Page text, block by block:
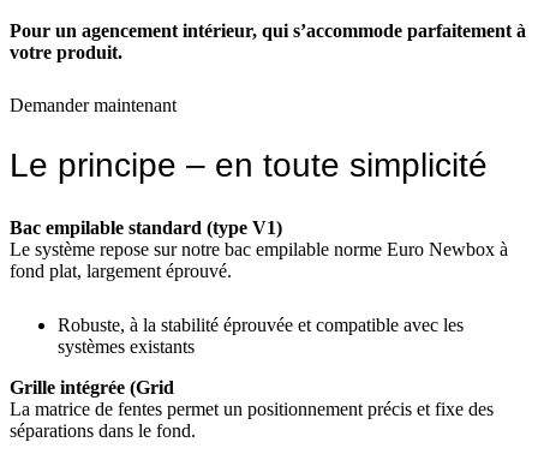
Pour un agencement intérieur, qui s’accommode parfaitement à
votre produit.
Demander maintenant
Le principe – en toute simplicité
Bac empilable standard (type V1)
Le système repose sur notre bac empilable norme Euro Newbox à
fond plat, largement éprouvé.
Robuste, à la stabilité éprouvée et compatible avec les
systèmes existants
Grille intégrée (Grid
La matrice de fentes permet un positionnement précis et fixe des
séparations dans le fond.